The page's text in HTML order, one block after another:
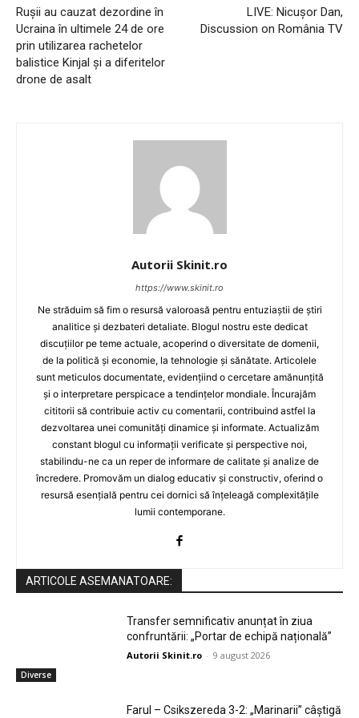
Rușii au cauzat dezordine în
Ucraina în ultimele 24 de ore
prin utilizarea rachetelor
balistice Kinjal și a diferitelor
drone de asalt
LIVE: Nicușor Dan,
Discussion on România TV
Autorii Skinit.ro
https://www.skinit.ro
Ne străduim să fim o resursă valoroasă pentru entuziaștii de știri
analitice și dezbateri detaliate. Blogul nostru este dedicat
discuțiilor pe teme actuale, acoperind o diversitate de domenii,
de la politică și economie, la tehnologie și sănătate. Articolele
sunt meticulos documentate, evidențiind o cercetare amănunțită
și o interpretare perspicace a tendințelor mondiale. Încurajăm
cititorii să contribuie activ cu comentarii, contribuind astfel la
dezvoltarea unei comunități dinamice și informate. Actualizăm
constant blogul cu informații verificate și perspective noi,
stabilindu-ne ca un reper de informare de calitate și analize de
încredere. Promovăm un dialog educativ și constructiv, oferind o
resursă esențială pentru cei dornici să înțeleagă complexitățile
lumii contemporane.
ARTICOLE ASEMANATOARE:
Diverse
Transfer semnificativ anunțat în ziua
confruntării: „Portar de echipă națională”
Autorii Skinit.ro - 9 august 2026
Farul – Csikszereda 3-2: „Marinarii” câștigă